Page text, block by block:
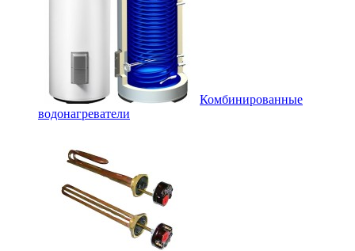
Комбинированные
водонагреватели